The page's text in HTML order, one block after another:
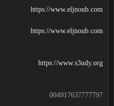
https://www.eljnoub.com
https://www.eljnoub.com
https://www.s3udy.org
004917637777797